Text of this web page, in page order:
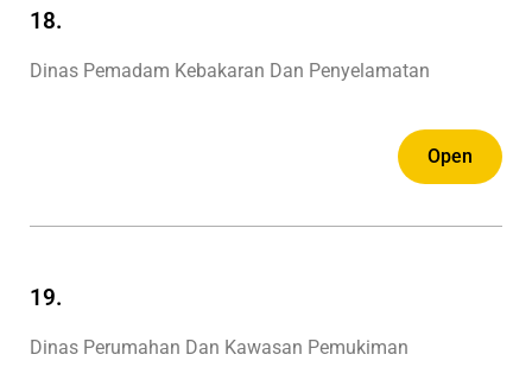
18.
Dinas Pemadam Kebakaran Dan Penyelamatan
Open
19.
Dinas Perumahan Dan Kawasan Pemukiman